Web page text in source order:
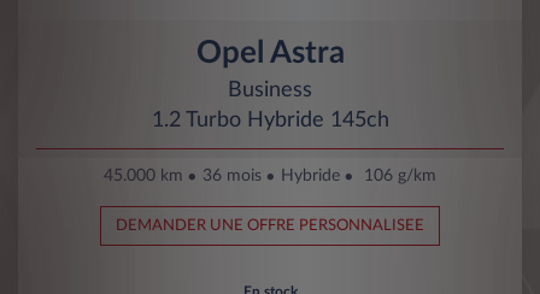
Opel Astra
Business
1.2 Turbo Hybride 145ch
45.000 km 36 mois Hybride 106 g/km
DEMANDER UNE OFFRE PERSONNALISEE